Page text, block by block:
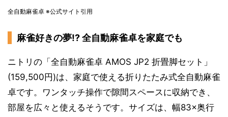
全自動麻雀卓 ※公式サイト引用
麻雀好きの夢!? 全自動麻雀卓を家庭でも
ニトリの「全自動麻雀卓 AMOS JP2 折畳脚セット」
(159,500円)は、家庭で使える折りたたみ式全自動麻雀
卓です。ワンタッチ操作で隙間スペースに収納でき、
部屋を広々と使えるそうです。サイズは、幅83×奥行